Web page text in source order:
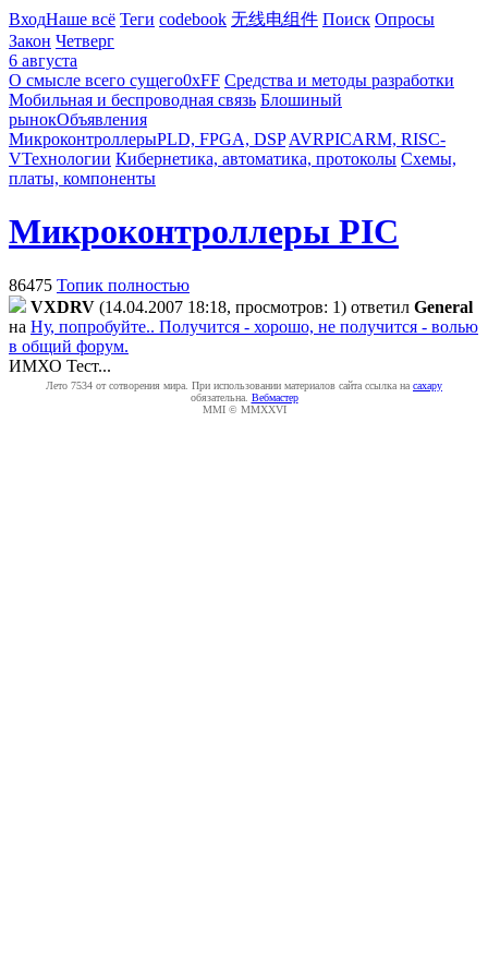
ВходНаше всё Теги codebook 无线电组件 Поиск Опросы
Закон Четверг
6 августа
О смысле всего сущего0xFF Средства и методы разработки
Мобильная и беспроводная связь Блошиный
рынокОбъявления
МикроконтроллерыPLD, FPGA, DSP AVRPICARM, RISC-
VТехнологии Кибернетика, автоматика, протоколы Схемы,
платы, компоненты
Микроконтроллеры PIC
86475 Топик полностью
VXDRV (14.04.2007 18:18, просмотров: 1) ответил General
на Ну, попробуйте.. Получится - хорошо, не получится - волью
в общий форум.
ИМХО Тест...
Лето 7534 от сотворения мира. При использовании материалов сайта ссылка на caxapу
обязательна. Вебмастер
MMI © MMXXVI